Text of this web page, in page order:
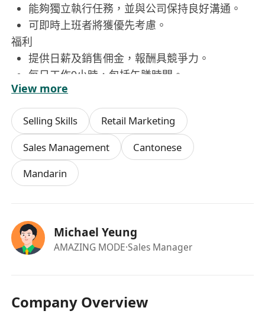
能夠獨立執行任務，並與公司保持良好溝通。
可即時上班者將獲優先考慮。
福利
提供日薪及銷售佣金，報酬具競爭力。
每日工作9小時，包括午膳時間。
每週工作日數可按個人情況商議，具彈性安排。
提供在職培訓，提升產品知識及銷售技巧。
View more
Selling Skills
Retail Marketing
Sales Management
Cantonese
Mandarin
Michael Yeung
AMAZING MODE·Sales Manager
Company Overview